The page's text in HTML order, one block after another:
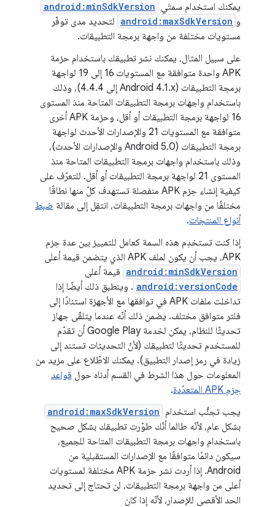
يمكنك استخدام سمتَي android:minSdkVersion
و android:maxSdkVersion لتحديد مدى توفّر
مستويات مختلفة من واجهة برمجة التطبيقات.
على سبيل المثال، يمكنك نشر تطبيقك باستخدام حزمة
APK واحدة متوافقة مع المستويات 16 إلى 19 لواجهة
برمجة التطبيقات (Android 4.1.x إلى 4.4.4)، وذلك
باستخدام واجهات برمجة التطبيقات المتاحة منذ المستوى
16 لواجهة برمجة التطبيقات أو أقل، وحزمة APK أخرى
متوافقة مع المستويات 21 والإصدارات الأحدث لواجهة
برمجة التطبيقات (Android 5.0 والإصدارات الأحدث)،
وذلك باستخدام واجهات برمجة التطبيقات المتاحة منذ
المستوى 21 لواجهة برمجة التطبيقات أو أقل. للتعرّف على
كيفية إنشاء حِزم APK منفصلة تستهدف كلّ منها نطاقًا
مختلفًا من واجهات برمجة التطبيقات، انتقِل إلى مقالة ضبط
أنواع المنتجات.
إذا كنت تستخدِم هذه السمة كعامل للتمييز بين عدة حِزم
APK، يجب أن يكون لملف APK الذي يتضمن قيمة أعلى
android:minSdkVersion قيمة أعلى
android:versionCode . وينطبق ذلك أيضًا إذا
تداخلت ملفات APK في توافقها مع الأجهزة استنادًا إلى
فلتر متوافق مختلف. يضمن ذلك أنّه عندما يتلقّى جهاز
تحديثًا للنظام، يمكن لخدمة Google Play أن تقدّم
للمستخدم تحديثًا لتطبيقك (لأنّ التحديثات تستند إلى
زيادة في رمز إصدار التطبيق). يمكنك الاطّلاع على مزيد من
المعلومات حول هذا الشرط في القسم أدناه حول قواعد
حِزم APK المتعدّدة
.
يجب تجنُّب استخدام android:maxSdkVersion
بشكل عام، لأنّه طالما أنّك طوّرت تطبيقك بشكل صحيح
باستخدام واجهات برمجة التطبيقات المتاحة للجميع،
سيكون دائمًا متوافقًا مع الإصدارات المستقبلية من
Android. إذا أردت نشر حزمة APK مختلفة لمستويات
أعلى من واجهة برمجة التطبيقات، لن تحتاج إلى تحديد
الحد الأقصى للإصدار، لأنّه إذا كان